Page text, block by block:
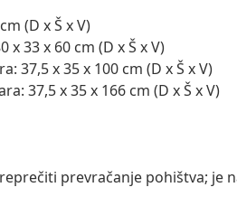
(D x Š x V)
x 33 x 60 cm (D x Š x V)
37,5 x 35 x 100 cm (D x Š x V)
37,5 x 35 x 166 cm (D x Š x V)
prevračanje pohištva; je